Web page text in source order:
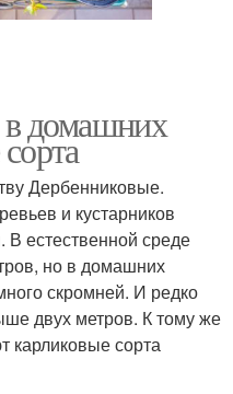
в домашних
Дербенниковые.
и кустарников
естественной среде
но в домашних
скромней. И редко
двух метров. К тому же
карликовые сорта